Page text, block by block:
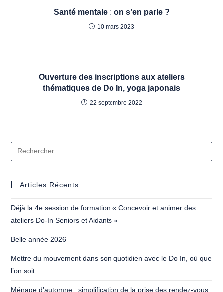
Santé mentale : on s’en parle ?
10 mars 2023
Ouverture des inscriptions aux ateliers
thématiques de Do In, yoga japonais
22 septembre 2022
Articles Récents
Déjà la 4e session de formation « Concevoir et animer des
ateliers Do-In Seniors et Aidants »
Belle année 2026
Mettre du mouvement dans son quotidien avec le Do In, où que
l’on soit
Ménage d’automne : simplification de la prise des rendez-vous